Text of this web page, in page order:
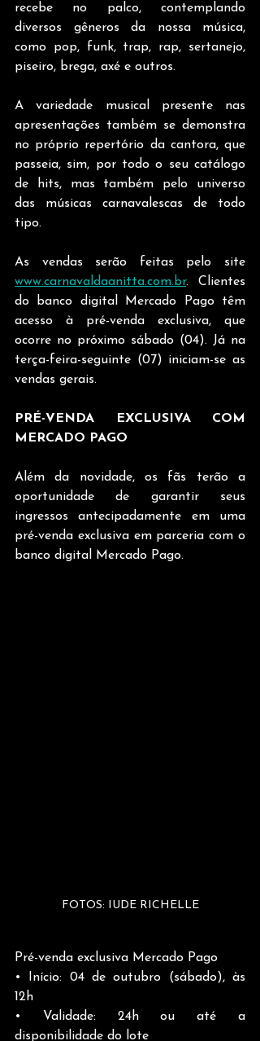
recebe no palco, contemplando
diversos gêneros da nossa música,
como pop, funk, trap, rap, sertanejo,
piseiro, brega, axé e outros.
A variedade musical presente nas
apresentações também se demonstra
no próprio repertório da cantora, que
passeia, sim, por todo o seu catálogo
de hits, mas também pelo universo
das músicas carnavalescas de todo
tipo.
www.carnavaldaanitta.com.br. Clientes
do banco digital Mercado Pago têm
acesso à pré-venda exclusiva, que
ocorre no próximo sábado (04). Já na
terça-feira-seguinte (07) iniciam-se as
vendas gerais.
PRÉ-VENDA EXCLUSIVA COM
MERCADO PAGO
Além da novidade, os fãs terão a
oportunidade de garantir seus
ingressos antecipadamente em uma
pré-venda exclusiva em parceria com o
banco digital Mercado Pago.
FOTOS: IUDE RICHELLE
Pré-venda exclusiva Mercado Pago
• Início: 04 de outubro (sábado), às
12h
• Validade: 24h ou até a
disponibilidade do lote